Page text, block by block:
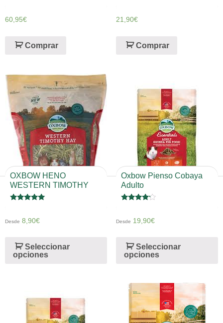
4
de 5
60,95€
Comprar
de 5
21,90€
Comprar
OXBOW HENO
WESTERN TIMOTHY
de 5
Desde 8,90€
Seleccionar
opciones
Oxbow Pienso Cobaya
Adulto
4
Desde 19,90€
Seleccionar
opciones